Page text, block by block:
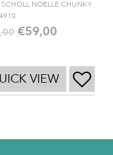
SCHOLL NOELLE CHUNKY
€59,00
VIEW